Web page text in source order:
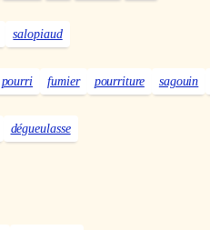
salopiaud
pourri fumier pourriture sagouin
dégueulasse